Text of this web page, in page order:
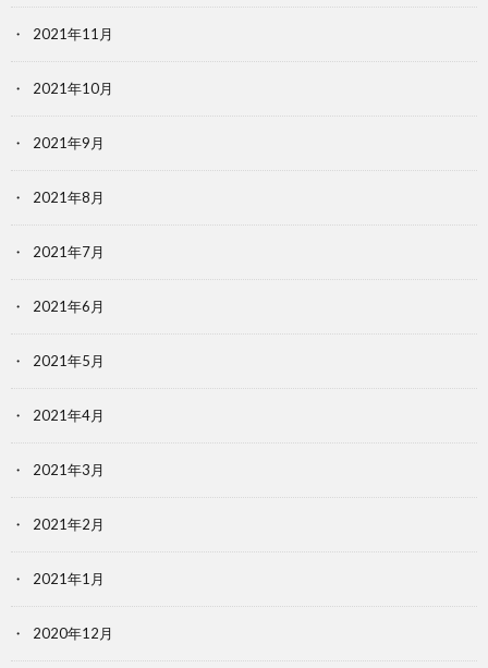
2021年11月
2021年10月
2021年9月
2021年8月
2021年7月
2021年6月
2021年5月
2021年4月
2021年3月
2021年2月
2021年1月
2020年12月